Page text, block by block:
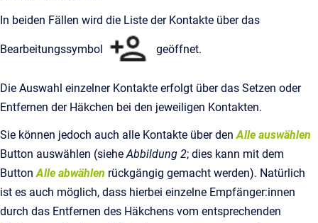
In beiden Fällen wird die Liste der Kontakte über das
Bearbeitungssymbol geöffnet.
Die Auswahl einzelner Kontakte erfolgt über das Setzen oder
Entfernen der Häkchen bei den jeweiligen Kontakten.
Sie können jedoch auch alle Kontakte über denAlle auswählen
Button auswählen (sieheAbbildung 2; dies kann mit dem
ButtonAlle abwählen rückgängig gemacht werden). Natürlich
ist es auch möglich, dass hierbei einzelne Empfänger:innen
durch das Entfernen des Häkchens vom entsprechenden